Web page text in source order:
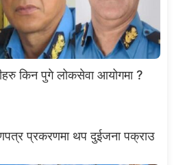
किन पुगे लोकसेवा आयोगमा ?
प्रकरणमा थप दुईजना पक्राउ